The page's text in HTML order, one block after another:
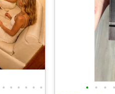
• • • • • • • • • •